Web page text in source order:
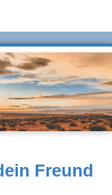
Freund